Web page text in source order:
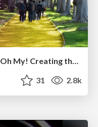
Templates, Plugins, & Blocks: Oh My! Creating the theme that thinks of everything
31 2.8k